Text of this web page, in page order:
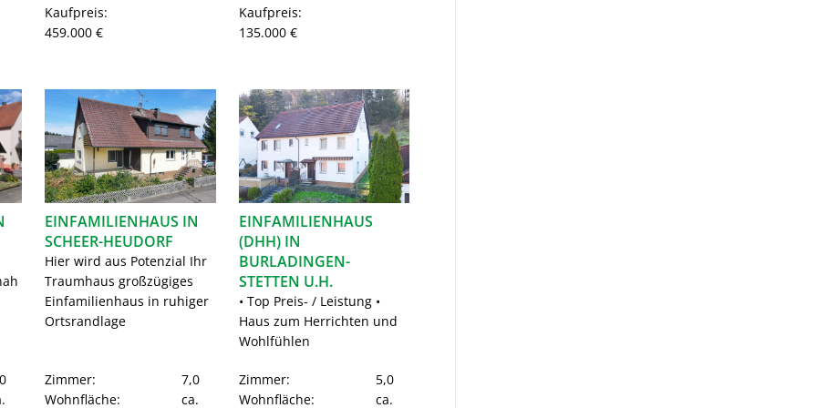
Kaufpreis:
459.000 €
Kaufpreis:
135.000 €
EINFAMILIENHAUS IN
SCHEER-HEUDORF
Hier wird aus Potenzial Ihr
Traumhaus großzügiges
Einfamilienhaus in ruhiger
Ortsrandlage
Zimmer:
7,0
Wohnfläche:
ca.
EINFAMILIENHAUS
(DHH) IN
BURLADINGEN-
STETTEN U.H.
• Top Preis- / Leistung •
Haus zum Herrichten und
Wohlfühlen
Zimmer:
5,0
Wohnfläche:
ca.